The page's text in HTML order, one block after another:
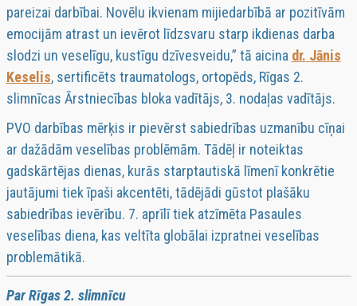
pareizai darbībai. Novēlu ikvienam mijiedarbībā ar pozitīvām
emocijām atrast un ievērot līdzsvaru starp ikdienas darba
slodzi un veselīgu, kustīgu dzīvesveidu,” tā aicina dr. Jānis
Keselis, sertificēts traumatologs, ortopēds, Rīgas 2.
slimnīcas Ārstniecības bloka vadītājs, 3. nodaļas vadītājs.
PVO darbības mērķis ir pievērst sabiedrības uzmanību cīņai
ar dažādām veselības problēmām. Tādēļ ir noteiktas
gadskārtējas dienas, kurās starptautiskā līmenī konkrētie
jautājumi tiek īpaši akcentēti, tādējādi gūstot plašāku
sabiedrības ievērību. 7. aprīlī tiek atzīmēta Pasaules
veselības diena, kas veltīta globālai izpratnei veselības
problemātikā.
Par Rīgas 2. slimnīcu